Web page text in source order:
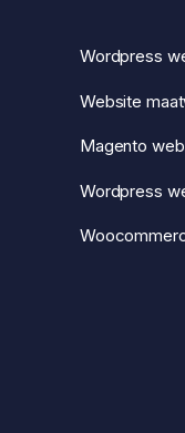
Wordpress
Website
Magento
Wordpress